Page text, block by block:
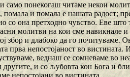
само понекогаш читаме некои
помала и помала е нашата радост;
со она претходно чувство. Еве
молитви на кои сме навикнале
збор и длабоко да го почитуваме.
прва непостојаност во вистината.
веднаш се сомневаме во
другите, и со љубовта кон Бога и
непостојани во вистината.